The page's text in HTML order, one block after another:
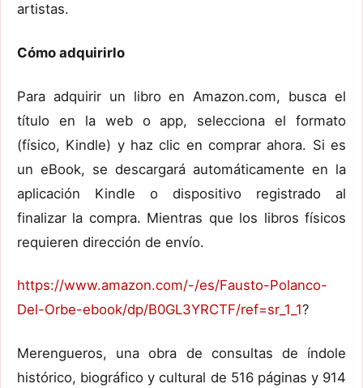
artistas.
Cómo adquirirlo
Para adquirir un libro en Amazon.com, busca el
título en la web o app, selecciona el formato
(físico, Kindle) y haz clic en comprar ahora. Si es
un eBook, se descargará automáticamente en la
aplicación Kindle o dispositivo registrado al
finalizar la compra. Mientras que los libros físicos
requieren dirección de envío.
https://www.amazon.com/-/es/Fausto-Polanco-
Del-Orbe-ebook/dp/B0GL3YRCTF/ref=sr_1_1?
Merengueros, una obra de consultas de índole
histórico, biográfico y cultural de 516 páginas y 914